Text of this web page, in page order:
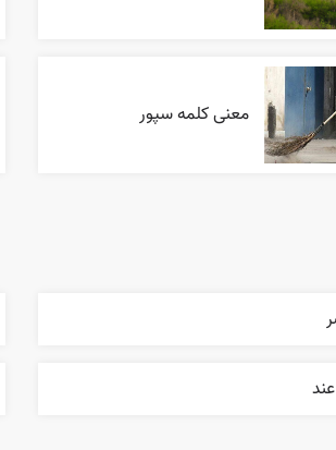
معنی کلمه سپور